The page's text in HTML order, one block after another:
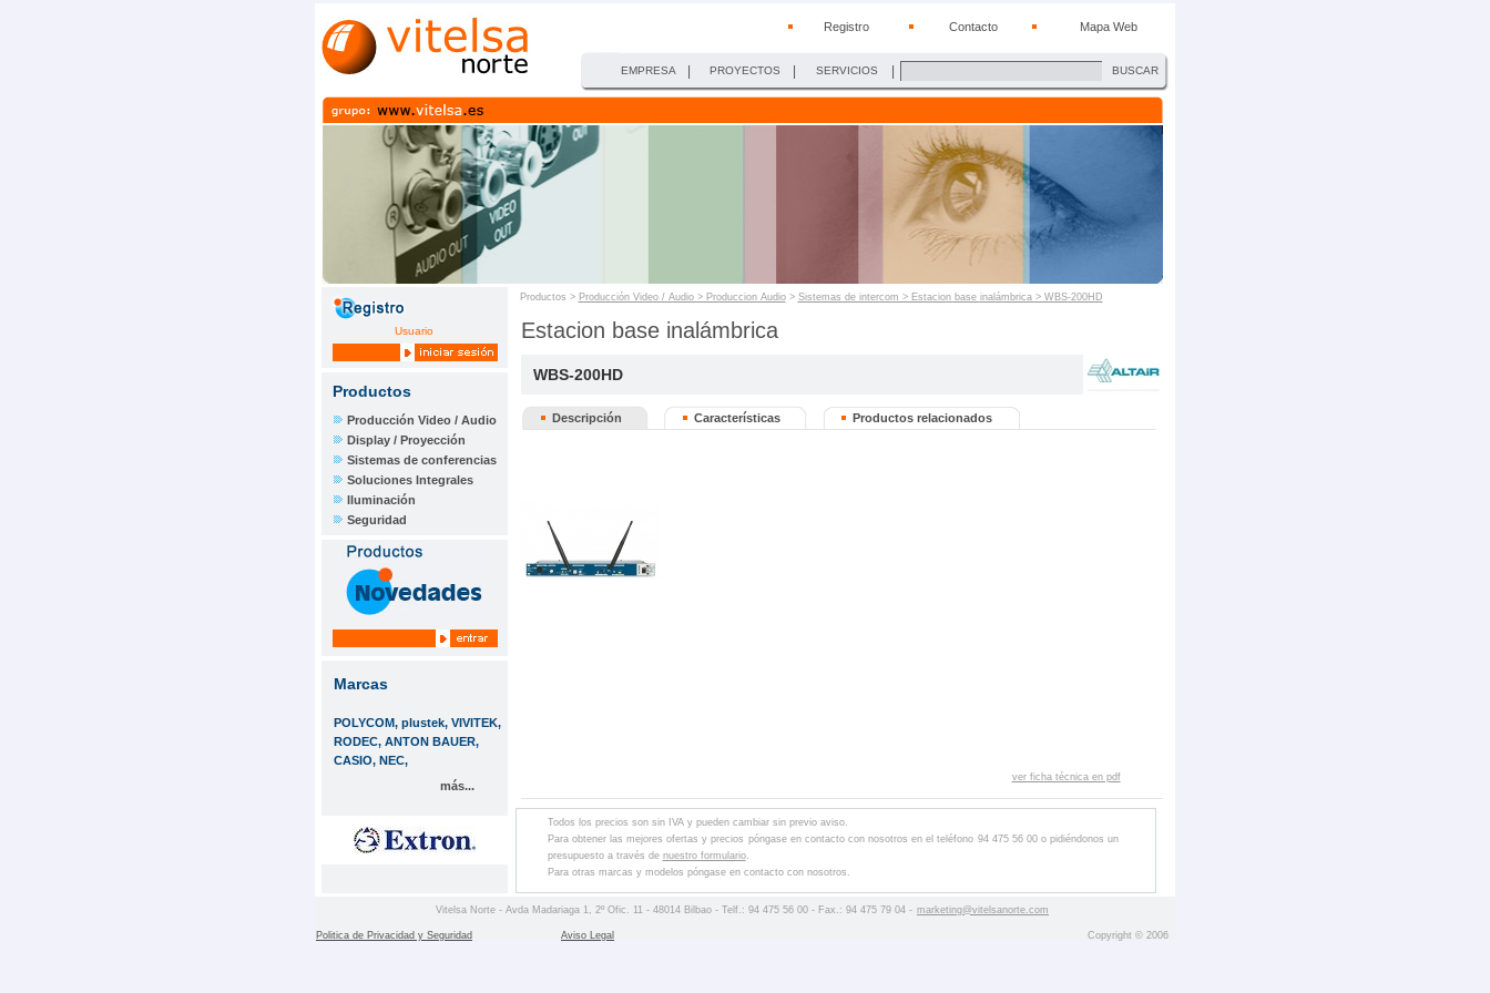
Registro Contacto Mapa Web
EMPRESA PROYECTOS SERVICIOS BUSCAR
Usuario
Productos
Producción Video / Audio
Display / Proyección
Sistemas de conferencias
Soluciones Integrales
Iluminación
Seguridad
Marcas
POLYCOM, plustek, VIVITEK,
RODEC, ANTON BAUER,
CASIO, NEC,
más...
Productos > Producción Video / Audio > Produccion Audio> Sistemas de intercom > Estacion base inalámbrica > WBS-200HD
Estacion base inalámbrica
WBS-200HD
Descripción Características Productos relacionados
ver ficha técnica en pdf
Todos los precios son sin IVA y pueden cambiar sin previo aviso.
Para obtener las mejores ofertas y precios póngase en contacto con nosotros en el teléfono 94 475 56 00 o pidiéndonos un
presupuesto a través de nuestro formulario.
Para otras marcas y modelos póngase en contacto con nosotros.
Vitelsa Norte - Avda Madariaga 1, 2º Ofic. 11 - 48014 Bilbao - Telf.: 94 475 56 00 - Fax.: 94 475 79 04 - marketing@vitelsanorte.com
Politica de Privacidad y Seguridad Aviso Legal Copyright © 2006